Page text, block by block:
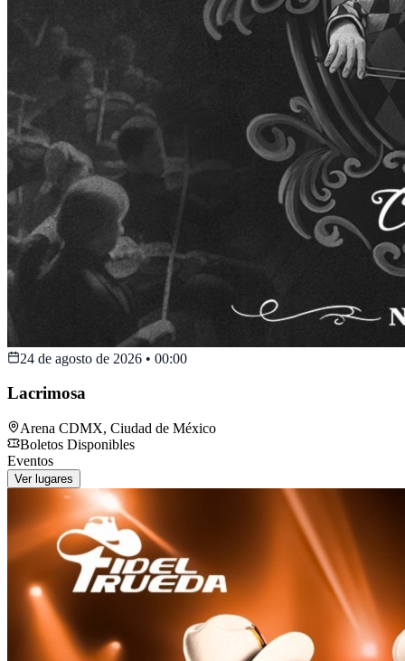
24 de agosto de 2026 • 00:00
Lacrimosa
Arena CDMX, Ciudad de México
Boletos Disponibles
Eventos
Ver lugares